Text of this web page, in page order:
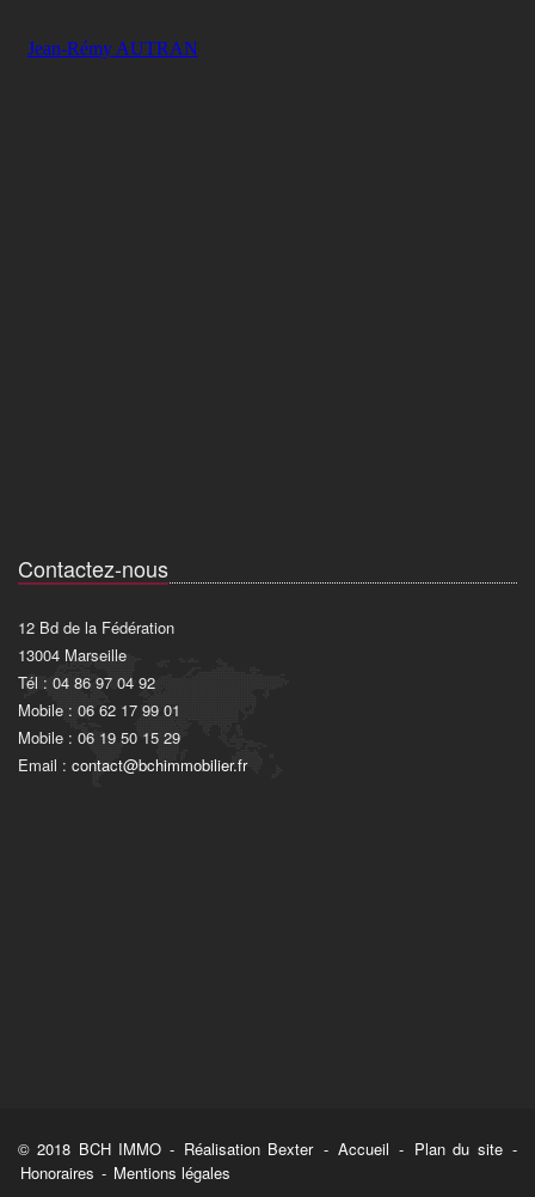
Contactez-nous
12 Bd de la Fédération
13004 Marseille
Tél : 04 86 97 04 92
Mobile : 06 62 17 99 01
Mobile : 06 19 50 15 29
Email : contact@bchimmobilier.fr
© 2018 BCH IMMO - Réalisation Bexter - Accueil - Plan du site -
Honoraires - Mentions légales